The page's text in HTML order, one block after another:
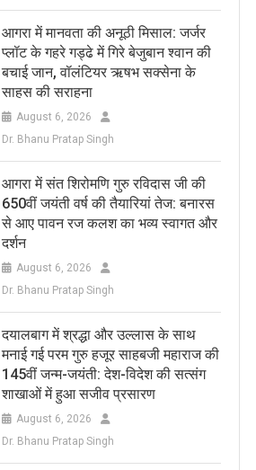
आगरा में मानवता की अनूठी मिसाल: जर्जर
प्लॉट के गहरे गड्ढे में गिरे बेजुबान श्वान की
बचाई जान, वॉलंटियर ऋषभ सक्सेना के
साहस की सराहना
August 6, 2026
Dr. Bhanu Pratap Singh
आगरा में संत शिरोमणि गुरु रविदास जी की
650वीं जयंती वर्ष की तैयारियां तेज: बनारस
से आए पावन रज कलश का भव्य स्वागत और
दर्शन
August 6, 2026
Dr. Bhanu Pratap Singh
दयालबाग में श्रद्धा और उल्लास के साथ
मनाई गई परम गुरु हजूर साहबजी महाराज की
145वीं जन्म-जयंती: देश-विदेश की सत्संग
शाखाओं में हुआ सजीव प्रसारण
August 6, 2026
Dr. Bhanu Pratap Singh